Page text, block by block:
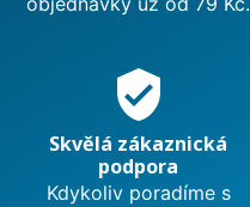
verified_user
Skvělá zákaznická
podpora
Kdykoliv poradíme s